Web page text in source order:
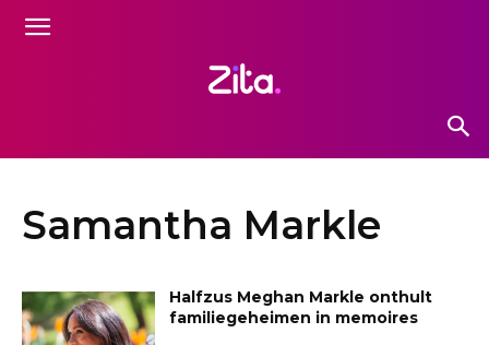
Samantha Markle
Halfzus Meghan Markle onthult
familiegeheimen in memoires